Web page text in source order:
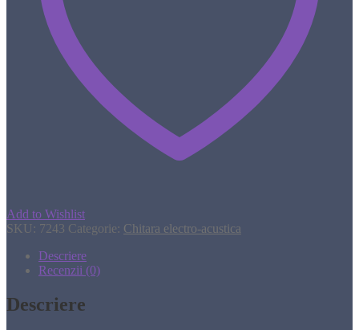
Add to Wishlist
SKU: 7243 Categorie: Chitara electro-acustica
Descriere
Recenzii (0)
Descriere